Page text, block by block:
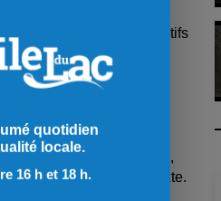
infographies qui
utiliser des visuels attractifs
contenus réguliers
la quantité.
Expliquez vos prestations,
qu’un simple texte.
ou filmées, elles doivent
quotidien
locale.
16 h et 18 h.